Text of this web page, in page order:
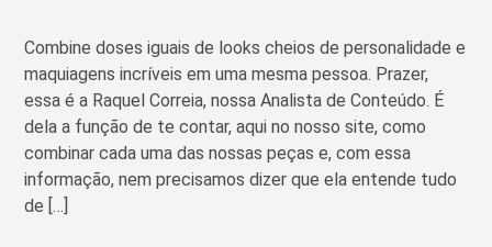
Combine doses iguais de looks cheios de personalidade e
maquiagens incríveis em uma mesma pessoa. Prazer,
essa é a Raquel Correia, nossa Analista de Conteúdo. É
dela a função de te contar, aqui no nosso site, como
combinar cada uma das nossas peças e, com essa
informação, nem precisamos dizer que ela entende tudo
de […]